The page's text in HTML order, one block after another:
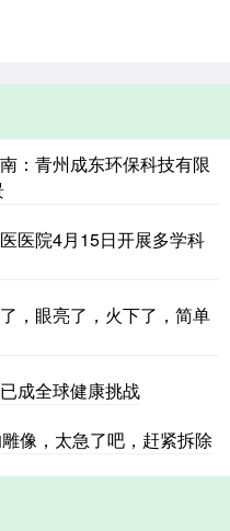
：青州成东环保科技有限
医院4月15日开展多学科
，眼亮了，火下了，简单
成全球健康挑战
像，太急了吧，赶紧拆除